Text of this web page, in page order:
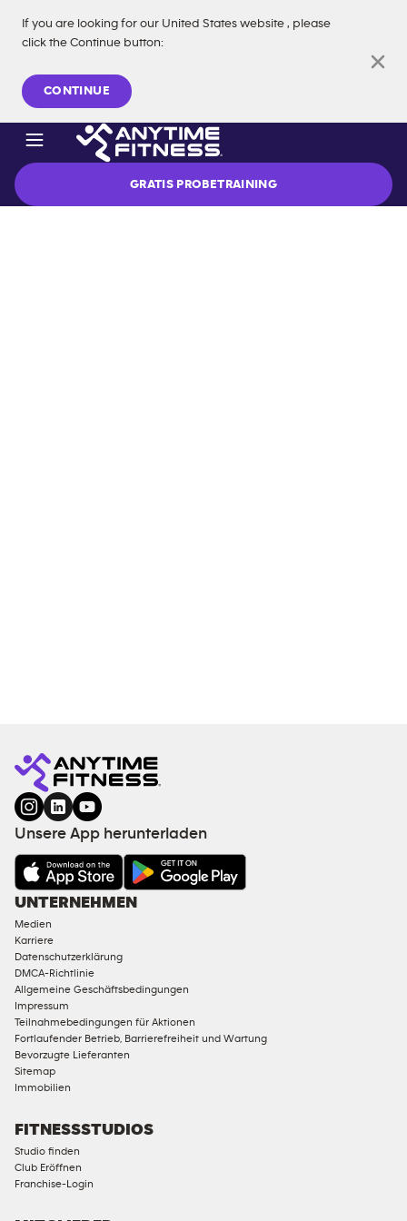
If you are looking for our United States website , please
click the Continue button:
CONTINUE
Navigation überspringen
GRATIS PROBETRAINING
Unsere App herunterladen
UNTERNEHMEN
Medien
Karriere
Datenschutzerklärung
DMCA-Richtlinie
Allgemeine Geschäftsbedingungen
Impressum
Teilnahmebedingungen für Aktionen
Fortlaufender Betrieb, Barrierefreiheit und Wartung
Bevorzugte Lieferanten
Sitemap
Immobilien
FITNESSSTUDIOS
Studio finden
Club Eröffnen
Franchise-Login